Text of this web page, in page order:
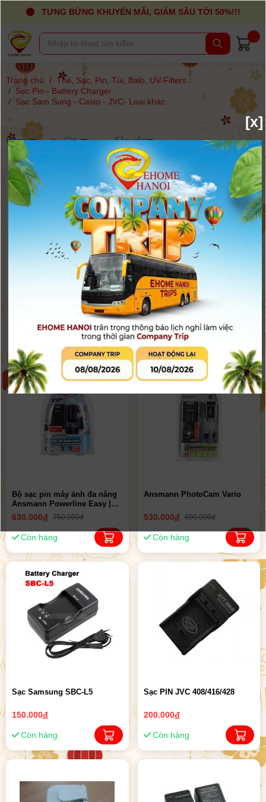
TƯNG BỪNG KHUYẾN MÃI, GIẢM SÂU TỚI 50%!!!
Trang chủ /Thẻ, Sạc, Pin, Túi, Balo, UV-Filters...
/ Sạc Pin - Battery Charger
/ Sạc Sam Sung - Casio - JVC- Loại khác
Hãng Giá Sắp xếp
Pin JVC SSL-JVC50 (cho JVC
Bộ Sạc + Pin SamSung EBH-
1A2EGE (NX)
Liên hệ
Hết hàng
-16%
Bộ sạc pin máy ảnh đa năng
Ansmann Powerline Easy |
Chính Hãng
630.000đ 750.000đ
Còn hàng
-12%
Ansmann PhotoCam Vario
530.000đ 600.000đ
Còn hàng
Sạc Samsung SBC-L5
150.000đ
Còn hàng
Sạc PIN JVC 408/416/428
200.000đ
Còn hàng
[x]